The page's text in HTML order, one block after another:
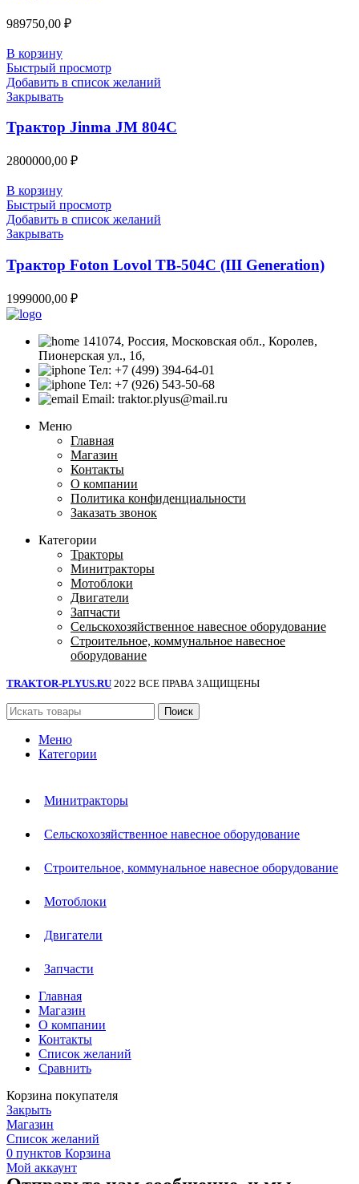
989750,00 ₽
В корзину
Быстрый просмотр
Добавить в список желаний
Закрывать
Трактор Jinma JM 804C
2800000,00 ₽
В корзину
Быстрый просмотр
Добавить в список желаний
Закрывать
Трактор Foton Lovol TB-504C (III Generation)
1999000,00 ₽
141074, Россия, Московская обл., Королев,
Пионерская ул., 1б,
Тел: +7 (499) 394-64-01
Тел: +7 (926) 543-50-68
Email: traktor.plyus@mail.ru
Меню
Главная
Магазин
Контакты
О компании
Политика конфиденциальности
Заказать звонок
Категории
Тракторы
Минитракторы
Мотоблоки
Двигатели
Запчасти
Сельскохозяйственное навесное оборудование
Строительное, коммунальное навесное
оборудование
TRAKTOR-PLYUS.RU 2022 ВСЕ ПРАВА ЗАЩИЩЕНЫ
Поиск
Меню
Категории
Минитракторы
Сельскохозяйственное навесное оборудование
Строительное, коммунальное навесное оборудование
Мотоблоки
Двигатели
Запчасти
Главная
Магазин
О компании
Контакты
Список желаний
Сравнить
Корзина покупателя
Закрыть
Магазин
Список желаний
0 пунктов Корзина
Мой аккаунт